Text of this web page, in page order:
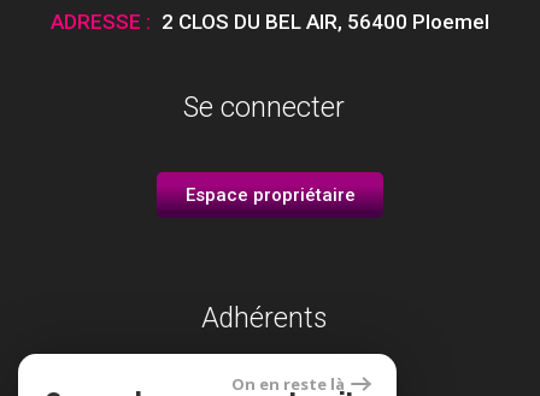
ADRESSE : 2 CLOS DU BEL AIR, 56400 Ploemel
Se connecter
Espace propriétaire
Adhérents
On en reste là